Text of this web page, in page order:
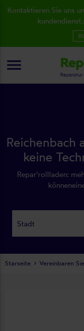
Reichenbach
keine
Repar'rollladen:
Starseite Vereinbaren
Kontaktieren Sie uns
menu